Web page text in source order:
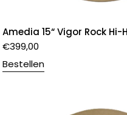
Amedia 15“ Vigor Rock Hi-
€399,00
Bestellen